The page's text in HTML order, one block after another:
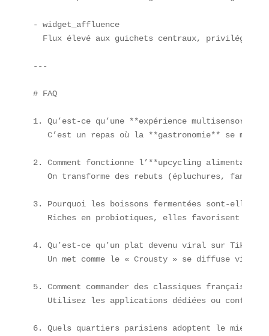
- widget_affluence
Flux élevé aux guichets centraux,
---
# FAQ
1. Qu’est-ce qu’une **expérience
C’est un repas où la **gastronomie** se mêle
2. Comment fonctionne l’**upcycling
On transforme des rebuts (épluchures, fanes)
3. Pourquoi les boissons fermentées sont-elles
Riches en probiotiques, elles favorisent la
4. Qu’est-ce qu’un plat devenu viral sur
Un met comme le « Crousty » se diffuse via
5. Comment commander des classiques français
Utilisez les applications dédiées ou
6. Quels quartiers parisiens adoptent le mieux